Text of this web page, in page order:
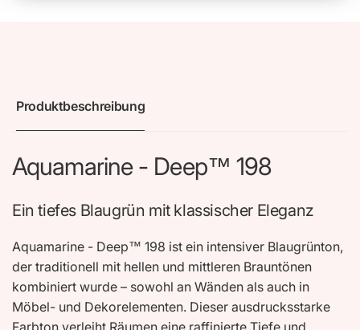
Produktbeschreibung
Aquamarine - Deep™ 198
Ein tiefes Blaugrün mit klassischer Eleganz
Aquamarine - Deep™ 198 ist ein intensiver Blaugrünton,
der traditionell mit hellen und mittleren Brauntönen
kombiniert wurde – sowohl an Wänden als auch in
Möbel- und Dekorelementen. Dieser ausdrucksstarke